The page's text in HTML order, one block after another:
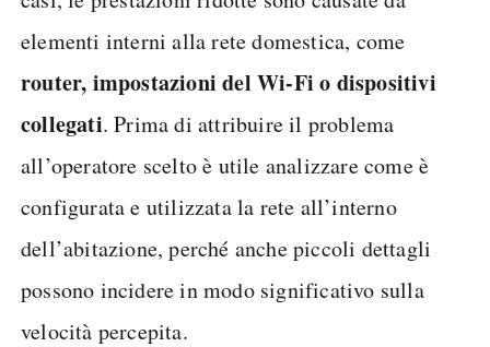
elementi interni alla rete domestica, come
router, impostazioni del Wi-Fi o dispositivi
collegati. Prima di attribuire il problema
all’operatore scelto è utile analizzare come è
configurata e utilizzata la rete all’interno
dell’abitazione, perché anche piccoli dettagli
possono incidere in modo significativo sulla
velocità percepita.